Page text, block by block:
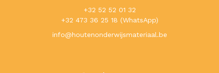
+32 52 52 01 32
+32 473 36 25 18 (WhatsApp)
info@houtenonderwijsmateriaal.be